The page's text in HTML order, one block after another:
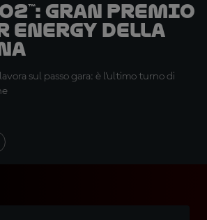
Gran Premio
Energy della
sul passo gara: è l'ultimo turno di